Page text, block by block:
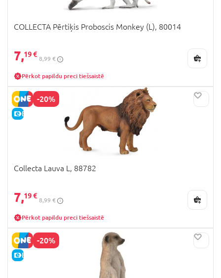
COLLECTA Pērtiķis Proboscis Monkey (L), 80014
7,19 €
8,99 €
Pērkot papildu preci tiešsaistē
-20%
E-CENA
Collecta Lauva L, 88782
7,19 €
8,99 €
Pērkot papildu preci tiešsaistē
-20%
E-CENA